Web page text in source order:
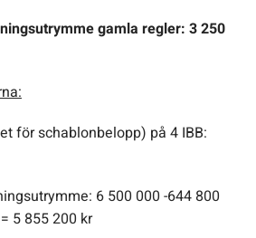
gamla regler: 3 250
för schablonbelopp) på 4 IBB:
6 500 000 -644 800
5 855 200 kr